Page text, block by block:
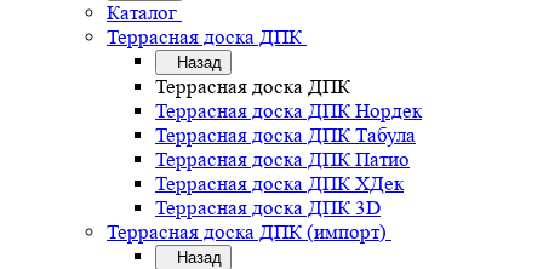
Каталог
Террасная доска ДПК
Назад
Террасная доска ДПК
Террасная доска ДПК Нордек
Террасная доска ДПК Табула
Террасная доска ДПК Патио
Террасная доска ДПК ХДек
Террасная доска ДПК 3D
Террасная доска ДПК (импорт)
Назад